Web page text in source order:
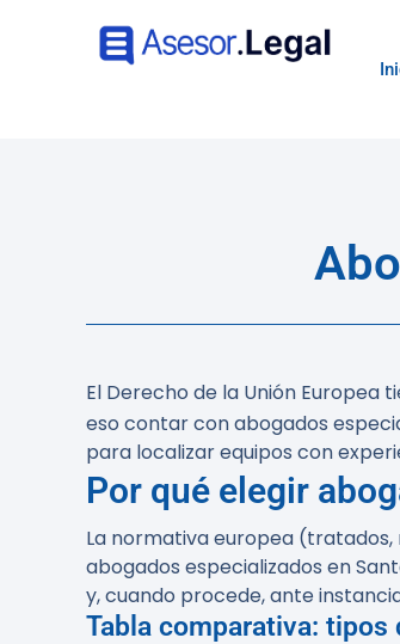
El Derecho de la Unión Europea
eso contar con abogados
para localizar equipos con
Por qué elegir
La normativa europea
abogados especializados en
y, cuando procede, ante
Tabla comparativa: tipos